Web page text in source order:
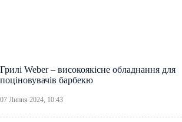
Грилі Weber – високоякісне обладнання для
поціновувачів барбекю
07 Липня 2024, 10:43